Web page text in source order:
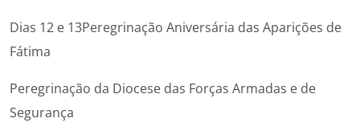
Dias 12 e 13Peregrinação Aniversária das Aparições de
Fátima
Peregrinação da Diocese das Forças Armadas e de
Segurança